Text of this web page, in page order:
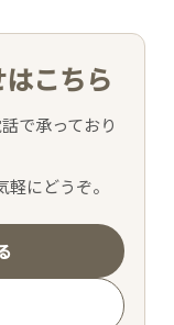
こちら
で承っており
にどうぞ。